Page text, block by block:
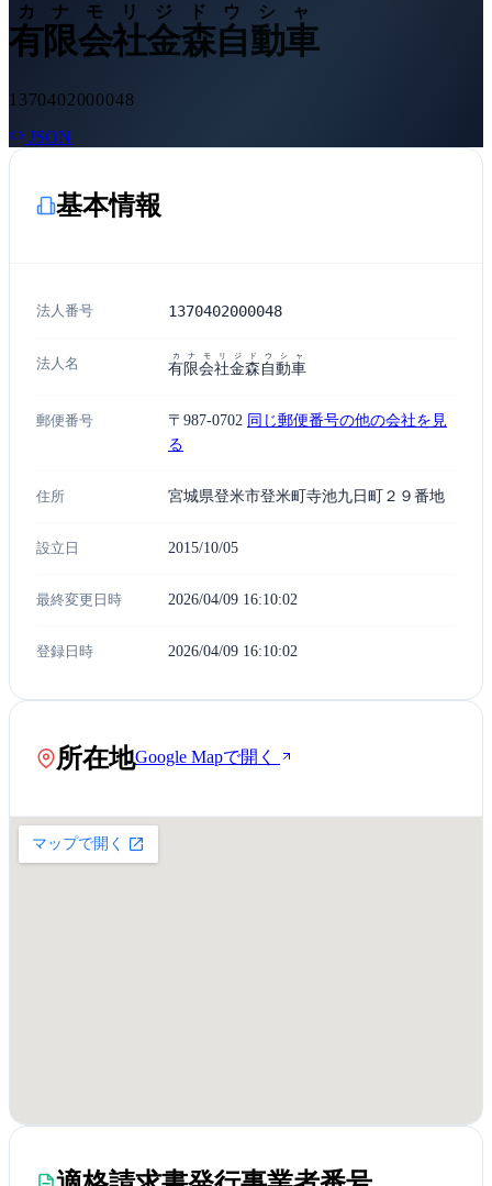
有限会社金森自動車
カナモリジドウシャ
1370402000048
JSON
基本情報
法人番号 1370402000048
法人名 有限会社金森自動車
カナモリジドウシャ
郵便番号 〒987-0702 同じ郵便番号の他の会社を見
る
住所 宮城県登米市登米町寺池九日町２９番地
設立日 2015/10/05
最終変更日時 2026/04/09 16:10:02
登録日時 2026/04/09 16:10:02
所在地Google Mapで開く